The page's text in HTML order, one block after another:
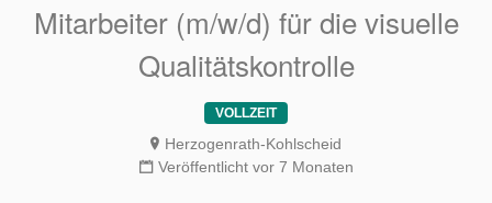
Mitarbeiter (m/w/d) für die visuelle
Qualitätskontrolle
VOLLZEIT
Herzogenrath-Kohlscheid
Veröffentlicht vor 7 Monaten